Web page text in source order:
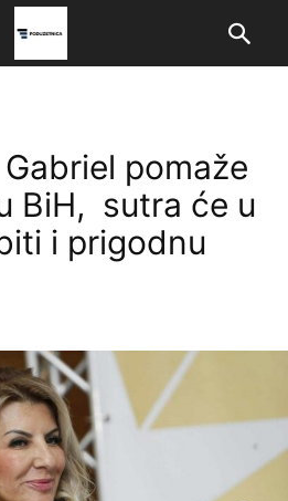
pomaže
BiH, sutra će u
i prigodnu